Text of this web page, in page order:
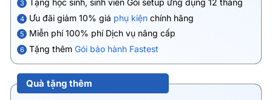
3 Tặng học sinh, sinh viên Gói setup ứng dụng 12 tháng
4 Ưu đãi giảm 10% giá phụ kiện chính hãng
5 Miễn phí 100% phí Dịch vụ nâng cấp
6 Tặng thêm Gói bảo hành Fastest
Quà tặng thêm